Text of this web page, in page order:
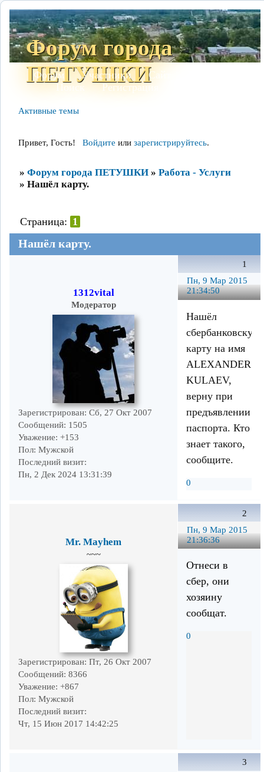
Форум города
ПЕТУШКИ
Форум Участники Сайт
Поиск
Регистрация
Активные темы
Привет, Гость! Войдите или зарегистрируйтесь.
» Форум города ПЕТУШКИ » Работа - Услуги
» Нашёл карту.
Нашёл карту.
Страница: 1
1
Пн, 9 Мар 2015
21:34:50
1312vital
Модератор
Зарегистрирован: Сб, 27 Окт 2007
Сообщений: 1505
Уважение: +153
Пол: Мужской
Последний визит:
Пн, 2 Дек 2024 13:31:39
Нашёл
сбербанковскую
карту на имя
ALEXANDER
KULAEV,
верну при
предъявлении
паспорта. Кто
знает такого,
сообщите.
0
2
Пн, 9 Мар 2015
21:36:36
Mr. Mayhem
~~~
Зарегистрирован: Пт, 26 Окт 2007
Сообщений: 8366
Уважение: +867
Пол: Мужской
Последний визит:
Чт, 15 Июн 2017 14:42:25
Отнеси в
сбер, они
хозяину
сообщат.
0
3